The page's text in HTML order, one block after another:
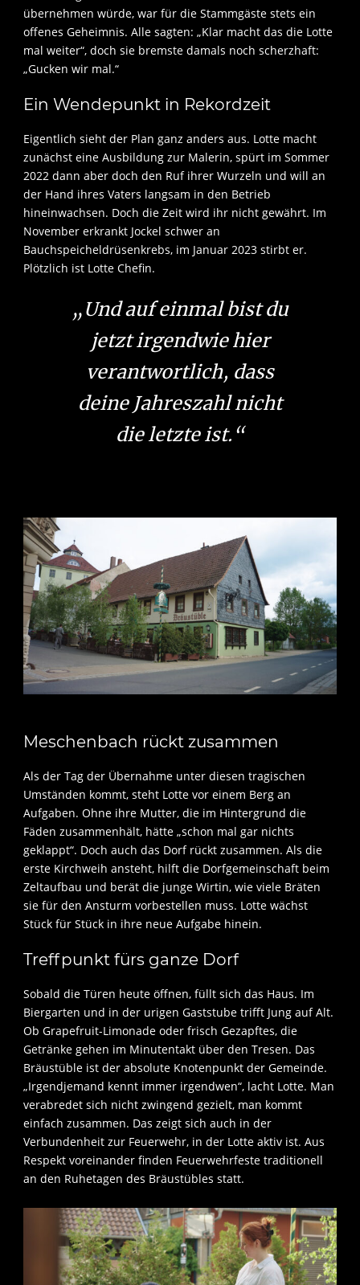
übernehmen würde, war für die Stammgäste stets ein
offenes Geheimnis. Alle sagten: „Klar macht das die Lotte
mal weiter“, doch sie bremste damals noch scherzhaft:
„Gucken wir mal.“
Ein Wendepunkt in Rekordzeit
Eigentlich sieht der Plan ganz anders aus. Lotte macht
zunächst eine Ausbildung zur Malerin, spürt im Sommer
2022 dann aber doch den Ruf ihrer Wurzeln und will an
der Hand ihres Vaters langsam in den Betrieb
hineinwachsen. Doch die Zeit wird ihr nicht gewährt. Im
November erkrankt Jockel schwer an
Bauchspeicheldrüsenkrebs, im Januar 2023 stirbt er.
Plötzlich ist Lotte Chefin.
„Und auf einmal bist du
jetzt irgendwie hier
verantwortlich, dass
deine Jahreszahl nicht
die letzte ist.“
Meschenbach rückt zusammen
Als der Tag der Übernahme unter diesen tragischen
Umständen kommt, steht Lotte vor einem Berg an
Aufgaben. Ohne ihre Mutter, die im Hintergrund die
Fäden zusammenhält, hätte „schon mal gar nichts
geklappt“. Doch auch das Dorf rückt zusammen. Als die
erste Kirchweih ansteht, hilft die Dorfgemeinschaft beim
Zeltaufbau und berät die junge Wirtin, wie viele Bräten
sie für den Ansturm vorbestellen muss. Lotte wächst
Stück für Stück in ihre neue Aufgabe hinein.
Treffpunkt fürs ganze Dorf
Sobald die Türen heute öffnen, füllt sich das Haus. Im
Biergarten und in der urigen Gaststube trifft Jung auf Alt.
Ob Grapefruit-Limonade oder frisch Gezapftes, die
Getränke gehen im Minutentakt über den Tresen. Das
Bräustüble ist der absolute Knotenpunkt der Gemeinde.
„Irgendjemand kennt immer irgendwen“, lacht Lotte. Man
verabredet sich nicht zwingend gezielt, man kommt
einfach zusammen. Das zeigt sich auch in der
Verbundenheit zur Feuerwehr, in der Lotte aktiv ist. Aus
Respekt voreinander finden Feuerwehrfeste traditionell
an den Ruhetagen des Bräustübles statt.